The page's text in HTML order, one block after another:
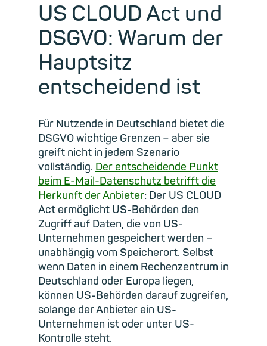
US CLOUD Act und
DSGVO: Warum der
Hauptsitz
entscheidend ist
Für Nutzende in Deutschland bietet die
DSGVO wichtige Grenzen – aber sie
greift nicht in jedem Szenario
vollständig. Der entscheidende Punkt
beim E-Mail-Datenschutz betrifft die
Herkunft der Anbieter: Der US CLOUD
Act ermöglicht US-Behörden den
Zugriff auf Daten, die von US-
Unternehmen gespeichert werden –
unabhängig vom Speicherort. Selbst
wenn Daten in einem Rechenzentrum in
Deutschland oder Europa liegen,
können US-Behörden darauf zugreifen,
solange der Anbieter ein US-
Unternehmen ist oder unter US-
Kontrolle steht.